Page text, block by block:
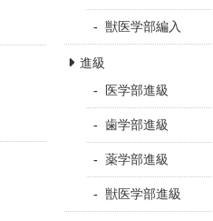
獣医学部編入
進級
医学部進級
歯学部進級
薬学部進級
獣医学部進級